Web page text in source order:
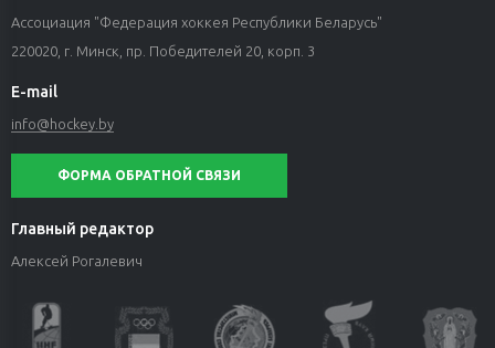
Ассоциация "Федерация хоккея Республики Беларусь"
220020, г. Минск, пр. Победителей 20, корп. 3
E-mail
info@hockey.by
ФОРМА ОБРАТНОЙ СВЯЗИ
Главный редактор
Алексей Рогалевич